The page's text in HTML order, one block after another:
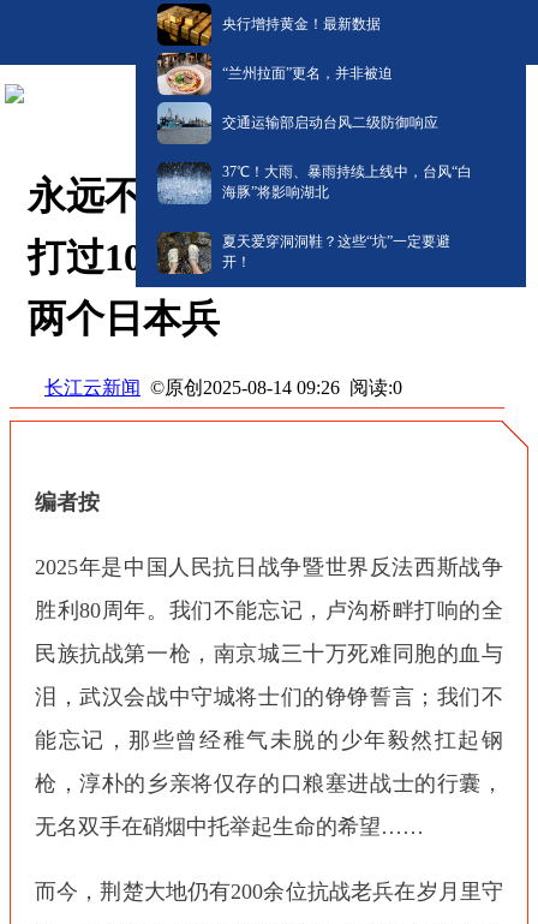
央行增持黄金！最新数据
“兰州拉面”更名，并非被迫
交通运输部启动台风二级防御响应
​37℃！大雨、暴雨持续上线中，台风“白
海豚”将影响湖北
夏天爱穿洞洞鞋？这些“坑”一定要避
开！
永远不能忘 |103岁抗战老兵
打过100多次仗，曾一枪撂倒
两个日本兵
长江云新闻 ©原创 2025-08-14 09:26 阅读:0
编者按
2025年是中国人民抗日战争暨世界反法西斯战争
胜利80周年。我们不能忘记，卢沟桥畔打响的全
民族抗战第一枪，南京城三十万死难同胞的血与
泪，武汉会战中守城将士们的铮铮誓言；我们不
能忘记，那些曾经稚气未脱的少年毅然扛起钢
枪，淳朴的乡亲将仅存的口粮塞进战士的行囊，
无名双手在硝烟中托举起生命的希望……
而今，荆楚大地仍有200余位抗战老兵在岁月里守